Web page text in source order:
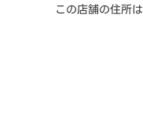
この店舗の住所は